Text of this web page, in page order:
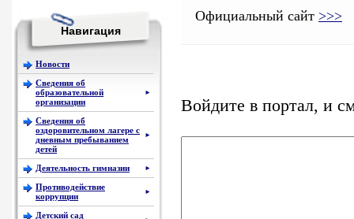
Официальный сайт >>>
Войдите в портал, и
Навигация
Новости
Сведения об
образовательной
организации
►
Сведения об
оздоровительном лагере с
дневным пребыванием
детей
►
Деятельность гимназии ►
Противодействие
коррупции
►
Детский сад